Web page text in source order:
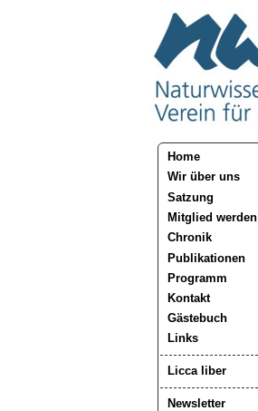
Home
Wir über uns
Satzung
Mitglied werden
Chronik
Publikationen
Programm
Kontakt
Gästebuch
Links
Licca liber
Newsletter